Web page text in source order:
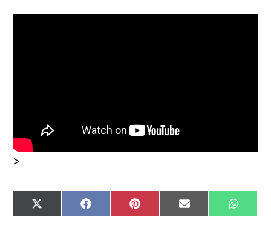
>
Compartir
en
X
(Twitter)
Compartir
en
Facebook Compartir
en
Pinterest Compartir
en
Email
en